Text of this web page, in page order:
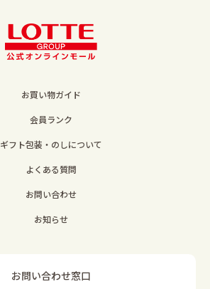
お買い物ガイド
会員ランク
ギフト包装・のしについて
よくある質問
お問い合わせ
お知らせ
お問い合わせ窓口